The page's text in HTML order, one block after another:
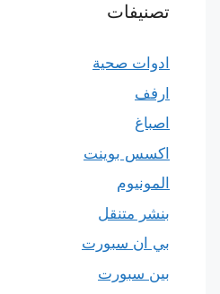
تصنيفات
ادوات صحية
ارفف
اصباغ
اكسس بوينت
المونيوم
بنشر متنقل
بي ان سبورت
بين سبورت